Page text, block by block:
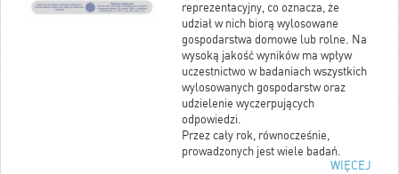
reprezentacyjny, co oznacza, że
udział w nich biorą wylosowane
gospodarstwa domowe lub rolne. Na
wysoką jakość wyników ma wpływ
uczestnictwo w badaniach wszystkich
wylosowanych gospodarstw oraz
udzielenie wyczerpujących
odpowiedzi.
Przez cały rok, równocześnie,
prowadzonych jest wiele badań.
WIĘCEJ